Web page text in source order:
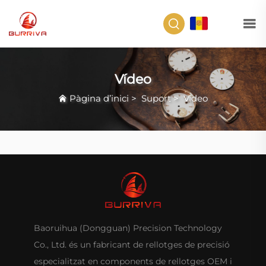
Vídeo
Pàgina d’inici > Suport>Vídeo
Baoruihua (Dongguan) Precision Technology
Co., Ltd. és un fabricant de rellotges de precisió
especialitzat en components de rellotges OEM i